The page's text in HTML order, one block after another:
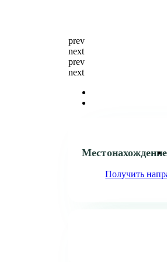
prev
next
prev
next
Местонахождение
Получить